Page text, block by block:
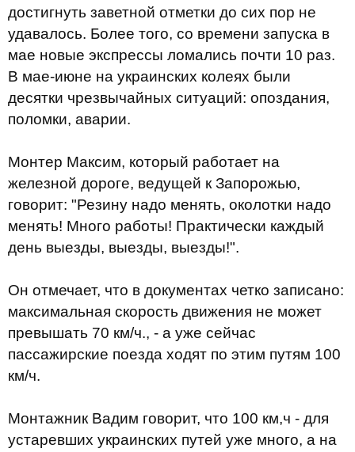
достигнуть заветной отметки до сих пор не
удавалось. Более того, со времени запуска в
мае новые экспрессы ломались почти 10 раз.
В мае-июне на украинских колеях были
десятки чрезвычайных ситуаций: опоздания,
поломки, аварии.
Монтер Максим, который работает на
железной дороге, ведущей к Запорожью,
говорит: "Резину надо менять, околотки надо
менять! Много работы! Практически каждый
день выезды, выезды, выезды!".
Он отмечает, что в документах четко записано:
максимальная скорость движения не может
превышать 70 км/ч., - а уже сейчас
пассажирские поезда ходят по этим путям 100
км/ч.
Монтажник Вадим говорит, что 100 км,ч - для
устаревших украинских путей уже много, а на